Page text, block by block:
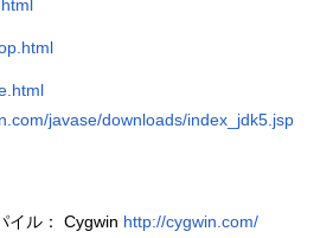
javase/downloads/index_jdk5.jsp
イル： Cygwin http://cygwin.com/